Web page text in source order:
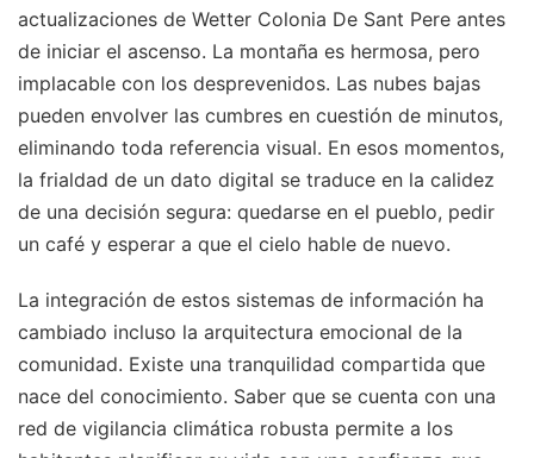
actualizaciones de Wetter Colonia De Sant Pere antes
de iniciar el ascenso. La montaña es hermosa, pero
implacable con los desprevenidos. Las nubes bajas
pueden envolver las cumbres en cuestión de minutos,
eliminando toda referencia visual. En esos momentos,
la frialdad de un dato digital se traduce en la calidez
de una decisión segura: quedarse en el pueblo, pedir
un café y esperar a que el cielo hable de nuevo.
La integración de estos sistemas de información ha
cambiado incluso la arquitectura emocional de la
comunidad. Existe una tranquilidad compartida que
nace del conocimiento. Saber que se cuenta con una
red de vigilancia climática robusta permite a los